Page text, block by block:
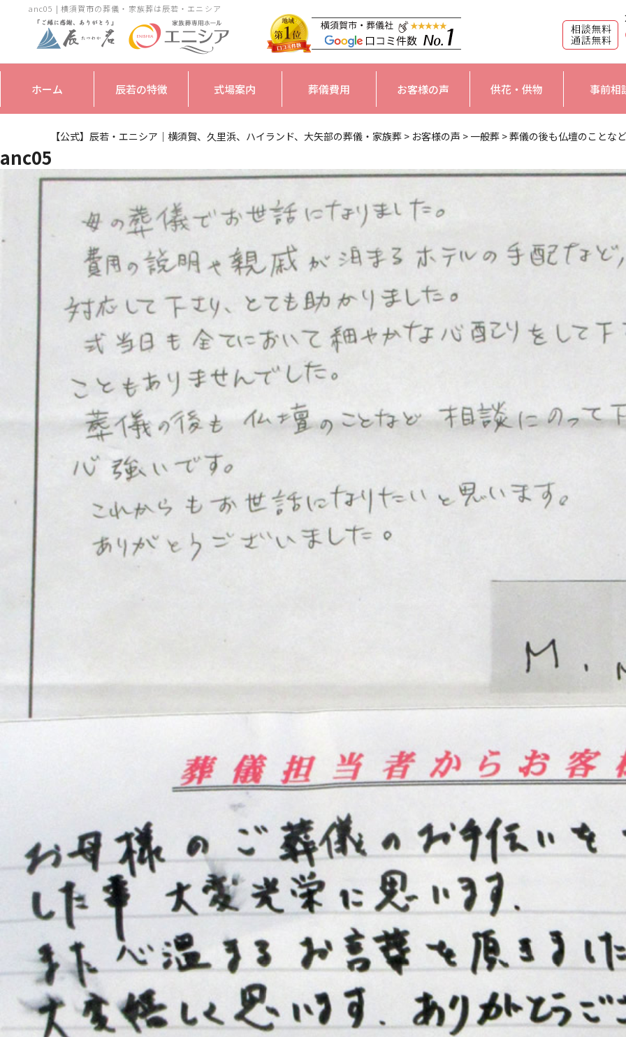
anc05 | 横須賀市の葬儀・家族葬は辰若・エニシア
ホーム 辰若の特徴 式場案内 葬儀費用 お客様の声 供花・供物 事前相
【公式】辰若・エニシア｜横須賀、久里浜、ハイランド、大矢部の葬儀・家族葬 > お客様の声 > 一般葬 >葬儀の後も仏壇のことな
anc05